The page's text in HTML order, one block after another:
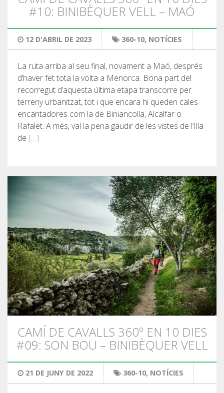
10 ETAPES
7 ETAPES
6 ETAPES
BTT
5 ETAPES
4 ETAPES
3 ETAPES
RUTA PER L’INTERIOR
TRAIL RUNNING
#10: BINIBÈQUER VELL – MAÓ
12 D'ABRIL DE 2023 360-10, NOTÍCIES
La ruta arriba al seu final, novament a Maó, després
d’haver fet tota la volta a Menorca. Bona part del
recorregut d’aquesta última etapa transcorre per
terreny urbanitzat, tot i que encara hi queden cales
encantadores com la de Biniancolla, Alcalfar o
Rafalet. A més, val la pena gaudir de les vistes de l’Illa
de […]
CAMÍ DE CAVALLS 360º EN 10 DIES
#09: SON BOU – BINIBÈQUER VELL
21 DE JUNY DE 2022 360-10, NOTÍCIES